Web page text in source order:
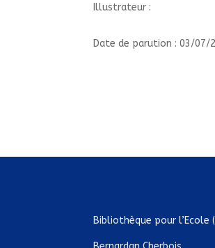
Illustrateur :
Date de parution : 03/07/
Bibliothèque pour l’Ecole